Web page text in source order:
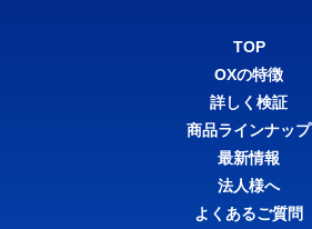
TOP
OXの特徴
詳しく検証
商品ラインナップ
最新情報
法人様へ
よくあるご質問